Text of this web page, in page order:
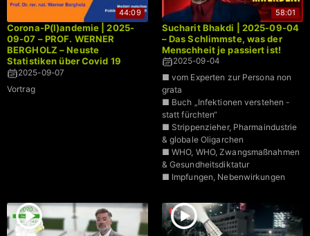
44:09
Corona-P(l)andemie | 2025-
09-07 – PROF. WERNER
BERGHOLZ – Neuste
Statistiken über Covid 19
Impffolgen – Schaden/Nutzen
2025-09-07
Vortrag
58:01
Sucharit Bhakdi | 2025-09-04
– Das Schlimmste, was der
Menschheit je passiert ist!
2025-09-04
■ vom Experten zur Persona non
grata
■ Buch „Infektionen verstehen -
statt fürchten“
■ Strippenzieher, Pharmaindustrie
& globale Oligarchen
■ WHO, WHO, Zwangsmaßnahmen
& Gesundheitsdiktatur
■ Impfungen, Nebenwirkungen